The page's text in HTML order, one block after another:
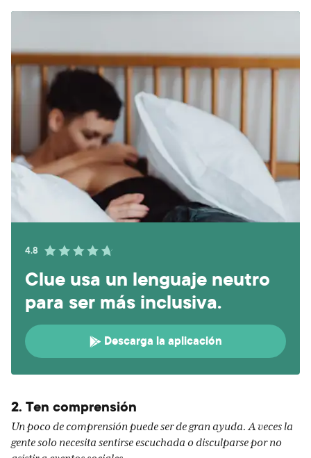
4.8
Clue usa un lenguaje neutro
para ser más inclusiva.
Descarga la aplicación
2. Ten comprensión
Un poco de comprensión puede ser de gran ayuda. A veces la
gente solo necesita sentirse escuchada o disculparse por no